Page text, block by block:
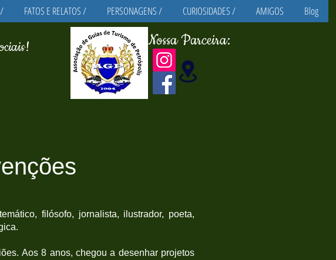
/ FATOS E RELATOS / PERSONAGENS / CURIOSIDADES / AMIGOS Blog
Nossa Parceira:
filósofo, jornalista, ilustrador, poeta,
Aos 8 anos, chegou a desenhar projetos